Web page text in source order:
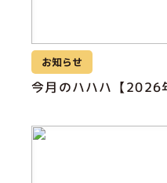
お知らせ
今月のハハハ【2026